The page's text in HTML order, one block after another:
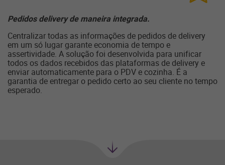
Pedidos delivery de maneira integrada.
Centralizar todas as informações de pedidos de delivery
em um só lugar garante economia de tempo e
assertividade. A solução foi desenvolvida para unificar
todos os dados recebidos das plataformas de delivery e
enviar automaticamente para o PDV e cozinha. É a
garantia de entregar o pedido certo ao seu cliente no tempo
esperado.